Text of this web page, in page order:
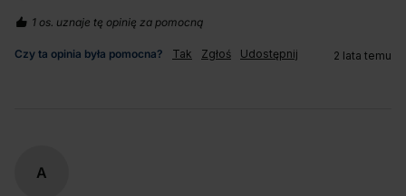
1 os. uznaje tę opinię za pomocną
Czy ta opinia była pomocna? Tak Zgłoś Udostępnij 2 lata temu
A